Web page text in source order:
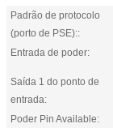
Padrão de protocolo
(porto de PSE)::
Entrada de poder:
Saída 1 do ponto de
entrada:
Poder Pin Available: